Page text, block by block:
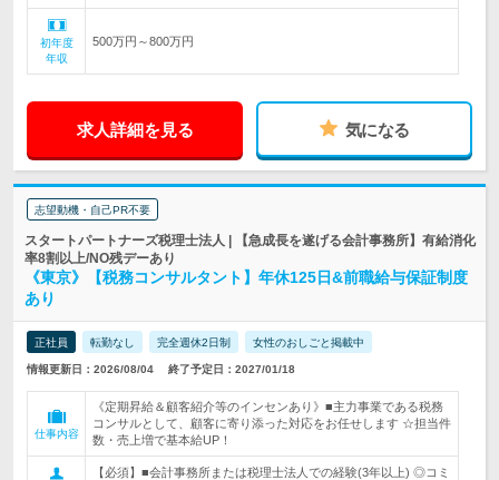
初年度
年収
500万円～800万円
求人詳細を見る 気になる
志望動機・自己PR不要
スタートパートナーズ税理士法人 | 【急成長を遂げる会計事務所】有給消化
率8割以上/NO残デーあり
《東京》【税務コンサルタント】年休125日&前職給与保証制度
あり
正社員 転勤なし 完全週休2日制 女性のおしごと掲載中
情報更新日：2026/08/04 終了予定日：2027/01/18
仕事内容
《定期昇給＆顧客紹介等のインセンあり》■主力事業である税務
コンサルとして、顧客に寄り添った対応をお任せします ☆担当件
数・売上増で基本給UP！
【必須】■会計事務所または税理士法人での経験(3年以上) ◎コミ